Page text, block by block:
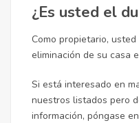
¿Es usted el
Como propietario,
eliminación de su casa
Si está interesado en
nuestros listados pero
información, póngase